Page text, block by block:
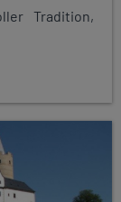
Tradition,